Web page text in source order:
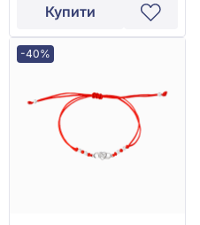
Купити
-40%